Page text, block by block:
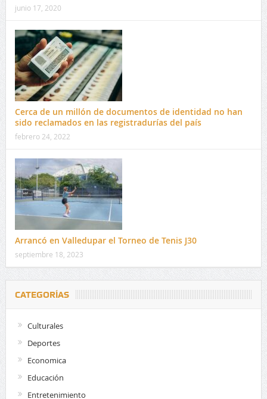
junio 17, 2020
Cerca de un millón de documentos de identidad no han
sido reclamados en las registradurías del país
febrero 24, 2022
Arrancó en Valledupar el Torneo de Tenis J30
septiembre 18, 2023
CATEGORÍAS
Culturales
Deportes
Economica
Educación
Entretenimiento